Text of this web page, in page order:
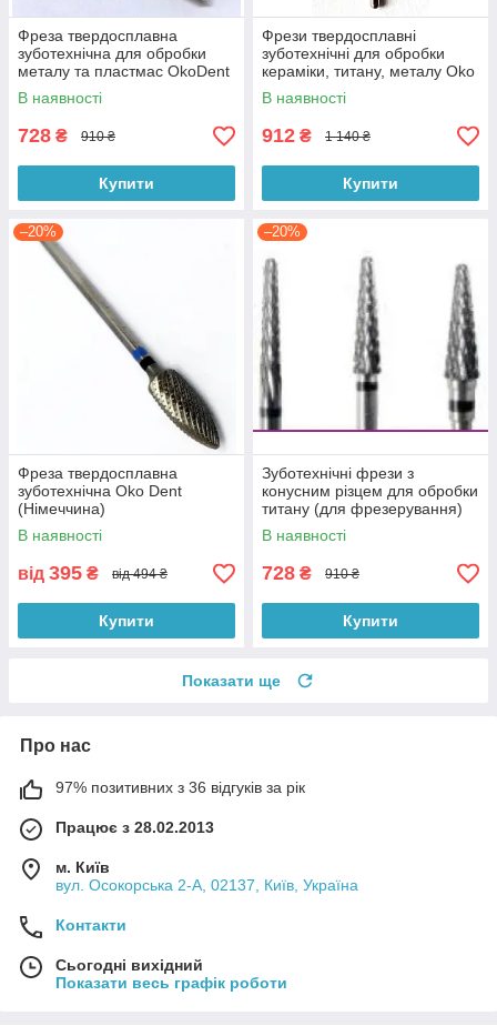
Фреза твердосплавна
зуботехнічна для обробки
металу та пластмас OkoDent
(Німеччина)
В наявності
728 ₴ 910 ₴
Купити
Фрези твердосплавні
зуботехнічні для обробки
кераміки, титану, металу Oko
Dent (Німеччина)
В наявності
912 ₴ 1 140 ₴
Купити
–20%
Фреза твердосплавна
зуботехнічна Oko Dent
(Німеччина)
В наявності
від 395 ₴ від 494 ₴
Купити
–20%
Зуботехнічні фрези з
конусним різцем для обробки
титану (для фрезерування)
В наявності
728 ₴ 910 ₴
Купити
Показати ще
Про нас
97% позитивних з 36 відгуків за рік
Працює з 28.02.2013
м. Київ
вул. Осокорська 2-А, 02137, Київ, Україна
Контакти
Сьогодні вихідний
Показати весь графік роботи